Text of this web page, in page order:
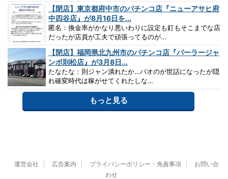
【閉店】東京都府中市のパチンコ店『ニューアサヒ府
中四谷店』が8月16日を...
匿名：換金率がかなり悪いわりに設定も釘もそこまでな店
だったが店員が工夫で頑張ってるのが...
【閉店】福岡県北九州市のパチンコ店『パーラージャ
ンボ則松店』が3月8日...
たなたな：則ジャン潰れたか…パオのが世話になったが隠
れ確変時代は稼がせてくれたしな…
もっと見る
運営会社 広告案内 プライバシーポリシー・免責事項
お問い合
わせ